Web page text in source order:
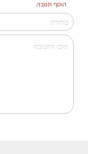
הוסף תגובה